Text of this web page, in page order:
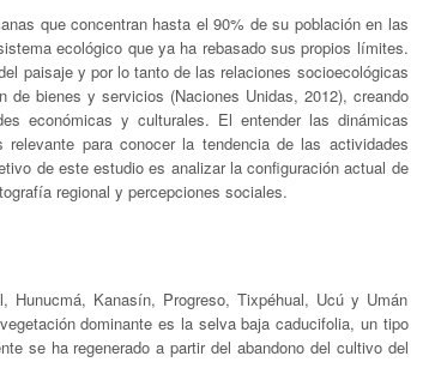
que concentran hasta el 90% de su población en las
ecológico que ya ha rebasado sus propios límites.
paisaje y por lo tanto de las relaciones socioecológicas
bienes y servicios (Naciones Unidas, 2012), creando
económicas y culturales. El entender las dinámicas
para conocer la tendencia de las actividades
de este estudio es analizar la configuración actual de
regional y percepciones sociales.
Hunucmá, Kanasín, Progreso, Tixpéhual, Ucú y Umán
dominante es la selva baja caducifolia, un tipo
se ha regenerado a partir del abandono del cultivo del